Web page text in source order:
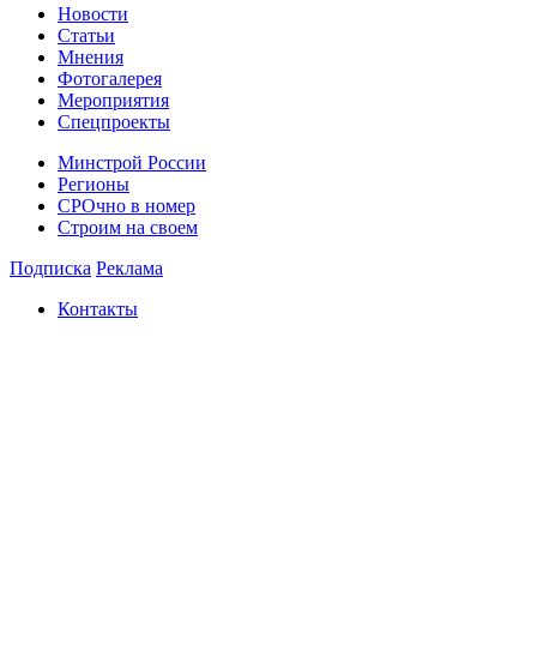
Новости
Статьи
Мнения
Фотогалерея
Мероприятия
Спецпроекты
Минстрой России
Регионы
СРОчно в номер
Строим на своем
Подписка Реклама
Контакты